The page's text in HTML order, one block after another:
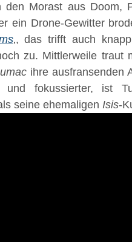
den Morast aus Doom,
ein Drone-Gewitter
‚, das trifft auch
zu. Mittlerweile traut
ihre ausfransenden
und fokussierter, ist
seine ehemaligen Isis-